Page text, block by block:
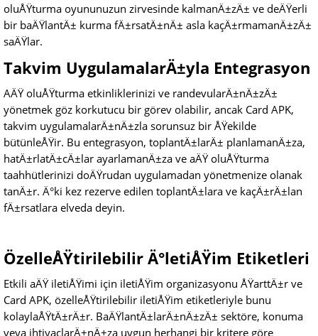
oluÅŸturma oyununuzun zirvesinde kalmanÄ±zÄ± ve deÄŸerli
bir baÄŸlantÄ± kurma fÄ±rsatÄ±nÄ± asla kaçÄ±rmamanÄ±zÄ±
saÄŸlar.
Takvim UygulamalarÄ±yla Entegrasyon
AÄŸ oluÅŸturma etkinliklerinizi ve randevularÄ±nÄ±zÄ±
yönetmek göz korkutucu bir görev olabilir, ancak Card APK,
takvim uygulamalarÄ±nÄ±zla sorunsuz bir ÅŸekilde
bütünleÅŸir. Bu entegrasyon, toplantÄ±larÄ± planlamanÄ±za,
hatÄ±rlatÄ±cÄ±lar ayarlamanÄ±za ve aÄŸ oluÅŸturma
taahhütlerinizi doÄŸrudan uygulamadan yönetmenize olanak
tanÄ±r. Ä°ki kez rezerve edilen toplantÄ±lara ve kaçÄ±rÄ±lan
fÄ±rsatlara elveda deyin.
ÖzelleÅŸtirilebilir Ä°letiÅŸim Etiketleri
Etkili aÄŸ iletiÅŸimi için iletiÅŸim organizasyonu ÅŸarttÄ±r ve
Card APK, özelleÅŸtirilebilir iletiÅŸim etiketleriyle bunu
kolaylaÅŸtÄ±rÄ±r. BaÄŸlantÄ±larÄ±nÄ±zÄ± sektöre, konuma
veya ihtiyaçlarÄ±nÄ±za uygun herhangi bir kritere göre